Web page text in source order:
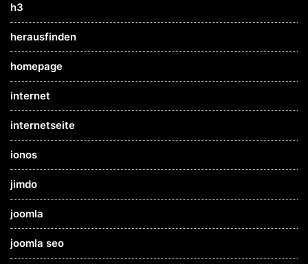
h3
herausfinden
homepage
internet
internetseite
ionos
jimdo
joomla
joomla seo